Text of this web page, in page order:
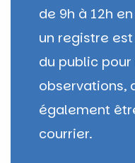
de 9h à 12h
un registre
du public
observations,
également
courrier.